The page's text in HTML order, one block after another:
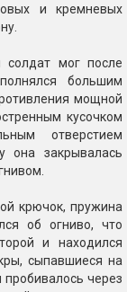
и кремневых
солдат мог после
большим
мощной
кусочком
отверстием
она закрывалась
крючок, пружина
об огниво, что
и находился
сыпавшиеся на
через